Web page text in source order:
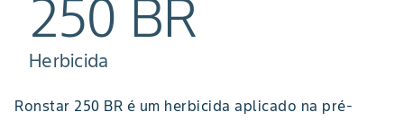
250 BR
Herbicida
Ronstar 250 BR é um herbicida aplicado na pré-